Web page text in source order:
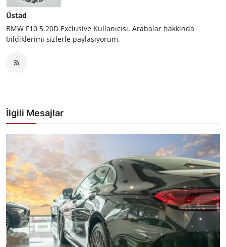
Üstad
BMW F10 5.20D Exclusive Kullanıcısı. Arabalar hakkında
bildiklerimi sizlerle paylaşıyorum.
İlgili Mesajlar